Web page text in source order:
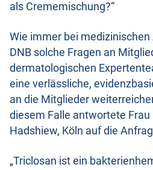
als Crememischung?“
Wie immer bei
DNB solche Fragen an
dermatologischen
eine verlässliche,
an die Mitglieder
diesem Falle antwortete Frau
Hadshiew, Köln auf die
„Triclosan ist ein